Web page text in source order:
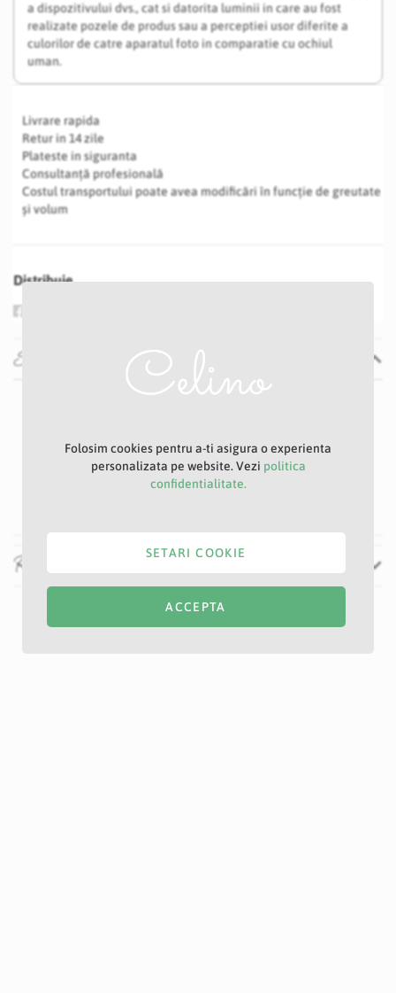
a dispozitivului dvs., cat si datorita luminii in care au fost
realizate pozele de produs sau a perceptiei usor diferite a
culorilor de catre aparatul foto in comparatie cu ochiul
uman.
Livrare rapida
Retur in 14 zile
Plateste in siguranta
Consultanță profesională
Costul transportului poate avea modificări în funcție de greutate
și volum
Distribuie
Specificatii
Ciclam
10 cm
Recenzii
Folosim cookies pentru a-ti asigura o experienta
personalizata pe website. Vezi politica
confidentialitate.
ACCEPTA
SETARI COOKIE